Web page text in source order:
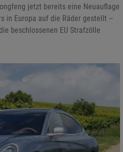
jetzt bereits eine Neuauflage
in Europa auf die Räder gestellt –
beschlossenen EU Strafzölle